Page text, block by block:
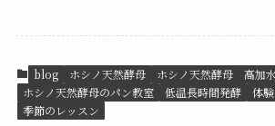
blog ホシノ天然酵母
ホシノ天然酵母 高加
ホシノ天然酵母のパン教室
低温長時間発酵
体
季節のレッスン